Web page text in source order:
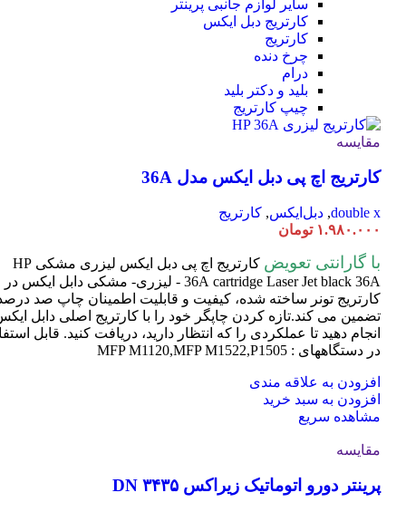
سایر لوازم جانبی پرینتر
کارتریج دبل ایکس
کارتریج
چرخ دنده
درام
بلید و دکتر بلید
چیپ کارتریج
مقایسه
کارتریج اچ پی دبل ایکس مدل 36A
double x
, دبل‌ایکس, کارتریج
۱.۹۸۰.۰۰۰ تومان
با گارانتی تعویض
کارتریج اچ پی دبل ایکس لیزری مشکی HP
36A cartridge Laser
Jet black 36A - لیزری- مشکی دابل ایکس در
کارتریج تونر ساخته شده، کیفیت و قابلیت اطمینان چاپ صد
تضمین می کند.تازه کردن چاپگر خود را با کارتریج اصلی دابل
انجام دهید تا عملکردی را که انتظار دارید، دریافت کنید. قابل
در دستگاههای : MFP M1120,MFP M1522,P1505
افزودن به علاقه مندی
افزودن به سبد خرید
مشاهده سریع
مقایسه
پرینتر دورو اتوماتیک زیراکس DN ۳۴۳۵